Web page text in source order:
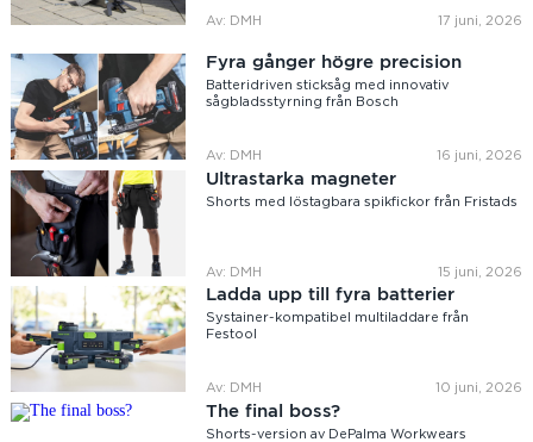
Av: DMH 17 juni, 2026
Fyra gånger högre precision
Batteridriven sticksåg med innovativ
sågbladsstyrning från Bosch
Av: DMH 16 juni, 2026
Ultrastarka magneter
Shorts med löstagbara spikfickor från Fristads
Av: DMH 15 juni, 2026
Ladda upp till fyra batterier
Systainer-kompatibel multiladdare från
Festool
Av: DMH 10 juni, 2026
The final boss?
Shorts-version av DePalma Workwears